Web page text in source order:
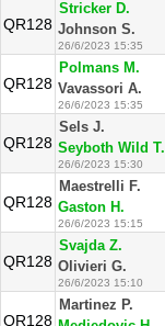
QR128
Stricker D.
Johnson S.
26/6/2023 15:35
QR128
Polmans M.
Vavassori A.
26/6/2023 15:35
QR128
Sels J.
Seyboth Wild T.
26/6/2023 15:30
QR128
Maestrelli F.
Gaston H.
26/6/2023 15:15
QR128
Svajda Z.
Olivieri G.
26/6/2023 15:10
QR128
Martinez P.